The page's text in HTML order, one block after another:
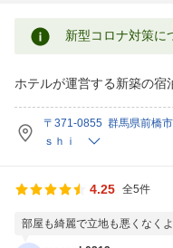
新型コロナ対策に
ホテルが運営する新築の宿
〒371-0855 群馬県前橋
ｓｈｉ
4.25 全5件
部屋も綺麗で立地も悪くなく